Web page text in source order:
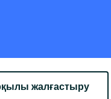
жалғастыру